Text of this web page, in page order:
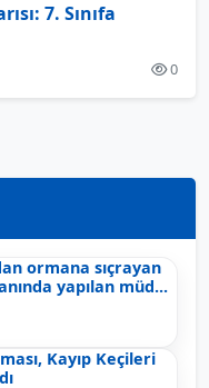
7. Sınıfa
0
ormana sıçrayan
yapılan müd...
Kayıp Keçileri